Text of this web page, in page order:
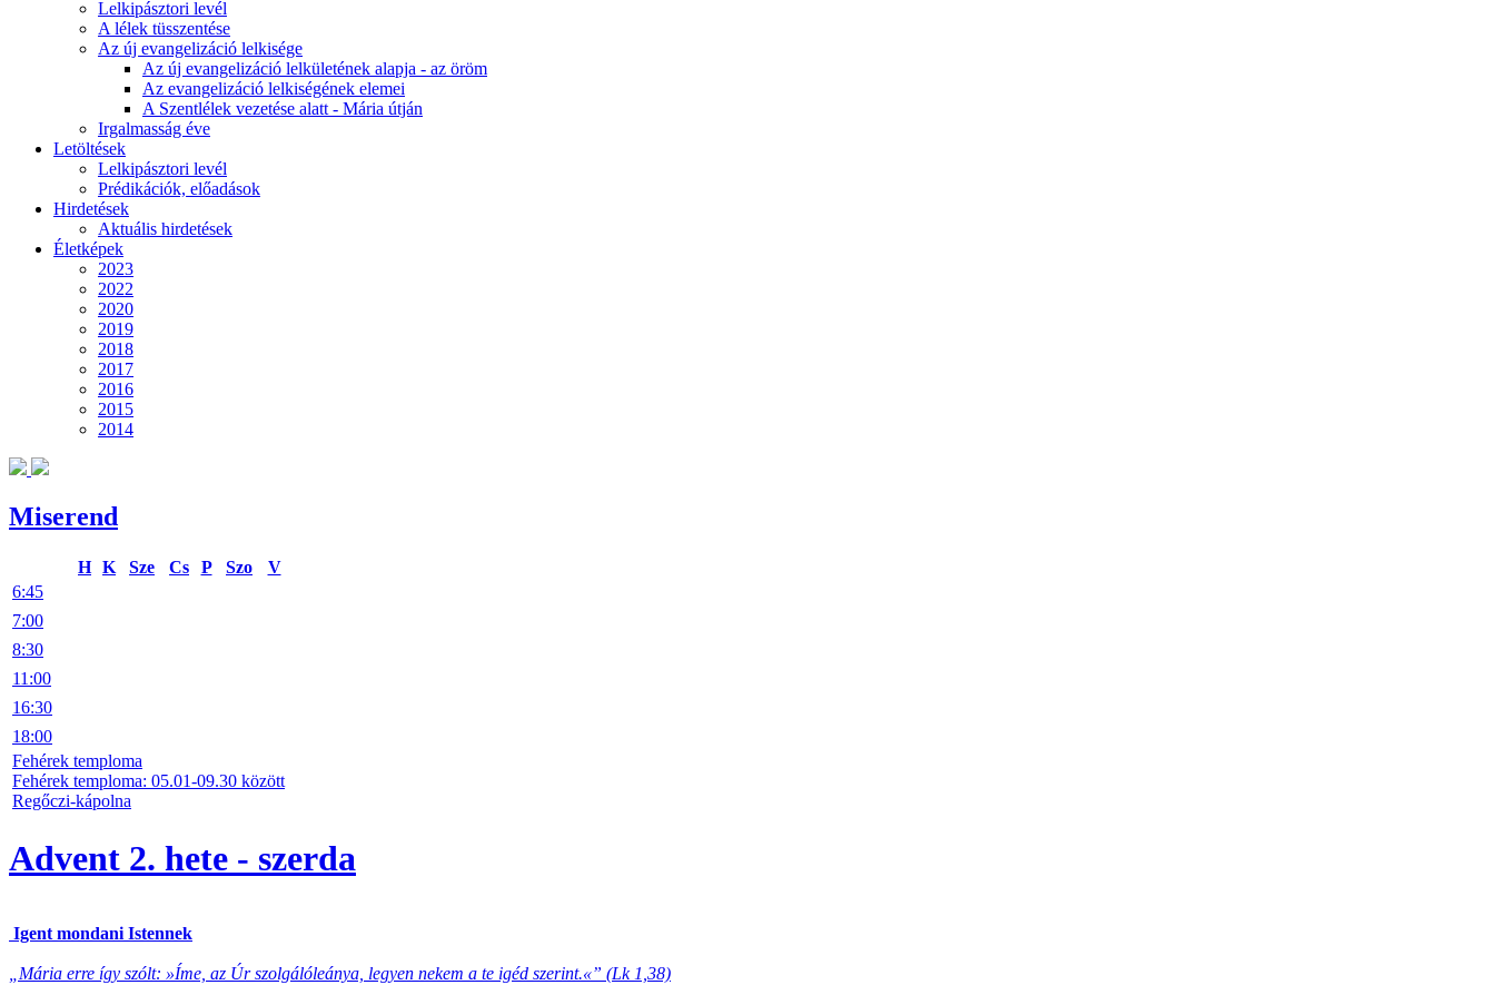
Lelkipásztori levél
A lélek tüsszentése
Az új evangelizáció lelkisége
Az új evangelizáció lelkületének alapja - az öröm
Az evangelizáció lelkiségének elemei
A Szentlélek vezetése alatt - Mária útján
Irgalmasság éve
Letöltések
Lelkipásztori levél
Prédikációk, előadások
Hirdetések
Aktuális hirdetések
Életképek
2023
2022
2020
2019
2018
2017
2016
2015
2014
Miserend
H K Sze Cs P Szo
V
6:45
7:00
8:30
11:00
16:30
18:00
Fehérek temploma
Fehérek temploma: 05.01-09.30 között
Regőczi-kápolna
Advent 2. hete - szerda
Igent mondani Istennek
„Mária erre így szólt: »Íme, az Úr szolgálóleánya, legyen nekem a te igéd szerint.«” (Lk 1,38)